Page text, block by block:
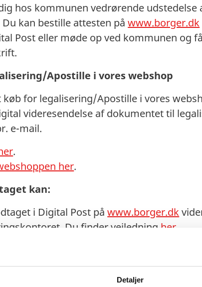
Detaljer
hos kommunen vedrørende
kan bestille attesten påwww.borger.dk
Post eller møde op ved kommunen og
Apostille i vores webshop
køb for legalisering/Apostille i vores
videresendelse af dokumentet til
e-mail.
.
her.
kan:
i Digital Post påwww.borger.dk
Du finder vejledning her
med fysisk/våd underskrift fra
eller alternativt sendes med fysisk post
Vi accepterer ikke scan, kopi eller